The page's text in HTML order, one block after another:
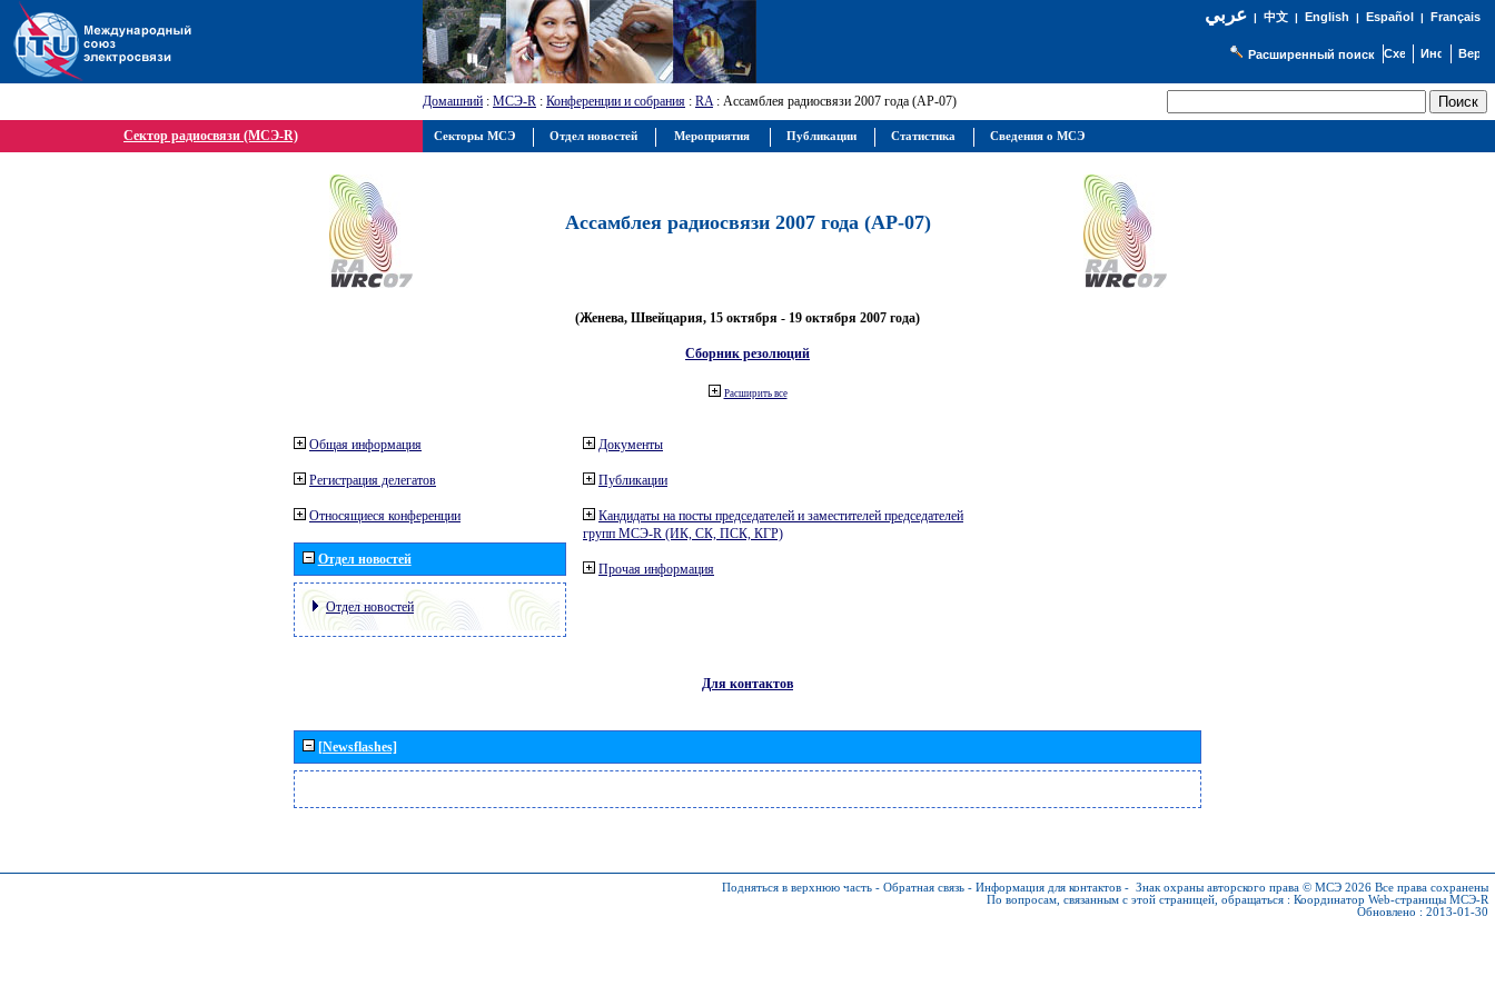
عربي| 中文| English | Español | Français
Расширенный поиск
Домашний : МСЭ-R : Конференции и собрания : RA: Ассамблея радиосвязи 2007 года (АР-07)
Сектор радиосвязи (МСЭ-R)
Ассамблея радиосвязи 2007 года (АР-07)
(Женева, Швейцария, 15 октября - 19 октября 2007 года)
Сборник резолюций
Расширить все
Общая информация
Регистрация делегатов
Относящиеся конференции
Отдел новостей
Отдел новостей
Документы
Публикации
Кандидаты на посты председателей и заместителей председателей
групп МСЭ-R (ИК, СК, ПСК, КГР)
Прочая информация
Для контактов
[Newsflashes]
Подняться в верхнюю часть - Обратная связь - Информация для контактов - Знак охраны авторского права © МСЭ 2026 Все права сохранены
По вопросам, связанным с этой страницей, обращаться : Координатор Web-страницы МСЭ-R
Обновлено : 2013-01-30
Секторы МСЭ Отдел новостей Мероприятия Публикации Статистика Сведения о МСЭ